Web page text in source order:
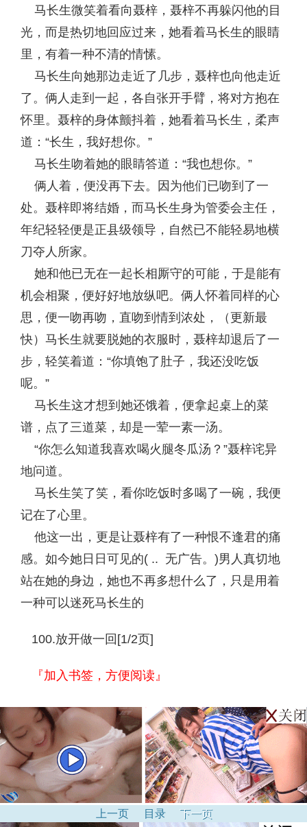
马长生微笑着看向聂梓，聂梓不再躲闪他的目
光，而是热切地回应过来，她看着马长生的眼睛
里，有着一种不清的情愫。
马长生向她那边走近了几步，聂梓也向他走近
了。俩人走到一起，各自张开手臂，将对方抱在
怀里。聂梓的身体颤抖着，她看着马长生，柔声
道：“长生，我好想你。”
马长生吻着她的眼睛答道：“我也想你。”
俩人着，便没再下去。因为他们已吻到了一
处。聂梓即将结婚，而马长生身为管委会主任，
年纪轻轻便是正县级领导，自然已不能轻易地横
刀夺人所家。
她和他已无在一起长相厮守的可能，于是能有
机会相聚，便好好地放纵吧。俩人怀着同样的心
思，便一吻再吻，直吻到情到浓处，（更新最
快）马长生就要脱她的衣服时，聂梓却退后了一
步，轻笑着道：“你填饱了肚子，我还没吃饭
呢。”
马长生这才想到她还饿着，便拿起桌上的菜
谱，点了三道菜，却是一荤一素一汤。
“你怎么知道我喜欢喝火腿冬瓜汤？”聂梓诧异
地问道。
马长生笑了笑，看你吃饭时多喝了一碗，我便
记在了心里。
他这一出，更是让聂梓有了一种恨不逢君的痛
感。如今她日日可见的( .. 无广告。)男人真切地
站在她的身边，她也不再多想什么了，只是用着
一种可以迷死马长生的
100.放开做一回[1/2页]
『加入书签，方便阅读』
上一页 目录 下一页